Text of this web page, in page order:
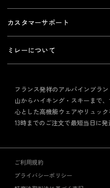
カスタマーサポート
ミレーについて
フランス発祥のアルパインブラ
山からハイキング・スキーまで
心とした高機能ウェアやリュッ
13時までのご注文で最短当日に発
ご利用規約
プライバシーポリシー